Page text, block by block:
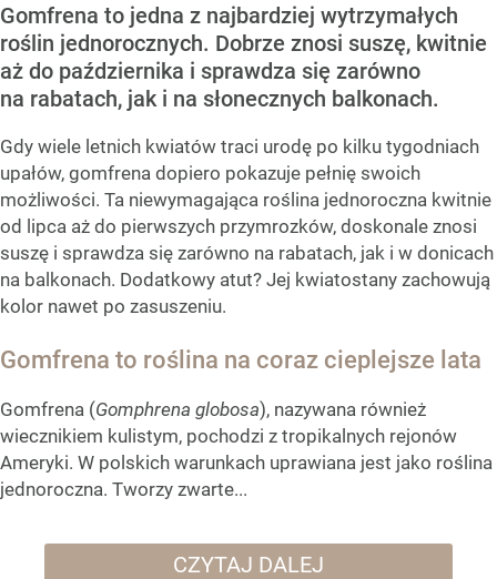
Gomfrena to jedna z najbardziej wytrzymałych
roślin jednorocznych. Dobrze znosi suszę, kwitnie
aż do października i sprawdza się zarówno
na rabatach, jak i na słonecznych balkonach.
Gdy wiele letnich kwiatów traci urodę po kilku tygodniach
upałów, gomfrena dopiero pokazuje pełnię swoich
możliwości. Ta niewymagająca roślina jednoroczna kwitnie
od lipca aż do pierwszych przymrozków, doskonale znosi
suszę i sprawdza się zarówno na rabatach, jak i w donicach
na balkonach. Dodatkowy atut? Jej kwiatostany zachowują
kolor nawet po zasuszeniu.
Gomfrena to roślina na coraz cieplejsze lata
Gomfrena (Gomphrena globosa), nazywana również
wiecznikiem kulistym, pochodzi z tropikalnych rejonów
Ameryki. W polskich warunkach uprawiana jest jako roślina
jednoroczna. Tworzy zwarte...
CZYTAJ DALEJ